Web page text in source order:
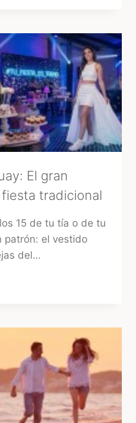
El gran
tradicional
15 de tu tía o de tu
patrón: el vestido
del…